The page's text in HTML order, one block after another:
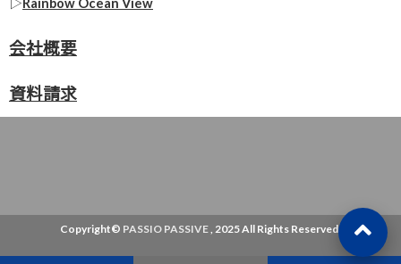
▷Rainbow Ocean View
会社概要
資料請求
Copyright© PASSIO PASSIVE, 2025 All Rights Reserved.